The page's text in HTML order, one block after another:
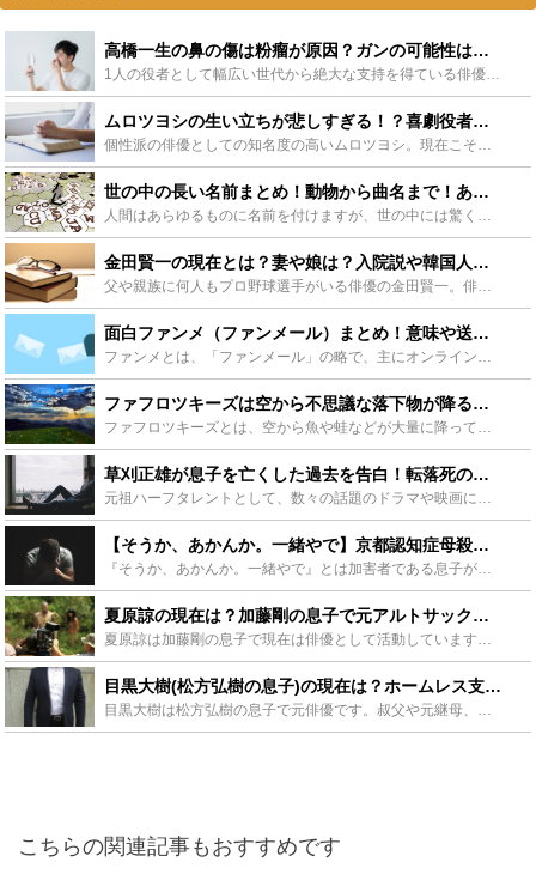
高橋一生の鼻の傷は粉瘤が原因？ガンの可能性は？ビフォーアフター画像比較 - Leisurego(レジャーゴー)
ムロツヨシの生い立ちが悲しすぎる！？喜劇役者の裏の顔！前向きな理由とは - Leisurego(レジャーゴー)
世の中の長い名前まとめ！動物から曲名まで！あのピカソも長い名前だった！？ - Leisurego(レジャーゴー)
金田賢一の現在とは？妻や娘は？入院説や韓国人とのウワサなど紹介！ - Leisurego(レジャーゴー)
面白ファンメ（ファンメール）まとめ！意味や送り方、対処法も紹介！ - Leisurego(レジャーゴー)
ファフロツキーズは空から不思議な落下物が降る現象！事例や原因を検証 - Leisurego(レジャーゴー)
草刈正雄が息子を亡くした過去を告白！転落死の真相を考察してみた - Leisurego(レジャーゴー)
【そうか、あかんか。一緒やで】京都認知症母殺害心中未遂事件の詳細とその後 - Leisurego(レジャーゴー)
夏原諒の現在は？加藤剛の息子で元アルトサックス奏者！妻や子供も紹介！ - Leisurego(レジャーゴー)
目黒大樹(松方弘樹の息子)の現在は？ホームレス支援NPOの副理事長？ - Leisurego(レジャーゴー)
こちらの関連記事もおすすめです